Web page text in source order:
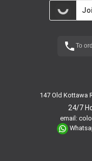
To
147 Old Kottawa
24/7
email: